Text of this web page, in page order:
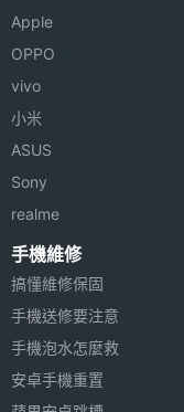
◎ 採用 Android
◎ 內建 Qualcomm
處理器
◎ 後置式自動對焦
燈、210 萬畫素
◎ 支援 A-GPS +
◎ 支援 CSR Aptx
括嵌入式和 SIM 卡
◎ 支援 4G LTE /
路與熱點 / USB
◎ 內建 64GB
主相機
畫素
主相機
感光元
件
Apple
OPPO
vivo
小米
ASUS
Sony
realme
手機維修
搞懂維修保固
手機送修要注意
手機泡水怎麼救
安卓手機重置